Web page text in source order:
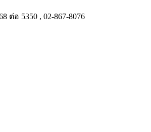
ต่อ 5350 , 02-867-8076